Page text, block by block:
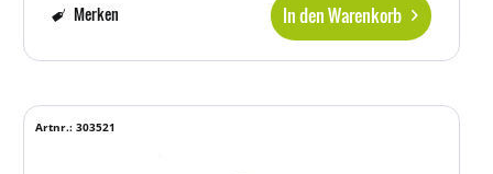
In den Warenkorb
Merken
Artnr.: 303521